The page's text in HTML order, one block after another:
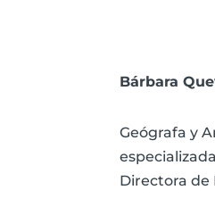
Bárbara
Geógrafa y
Directora de